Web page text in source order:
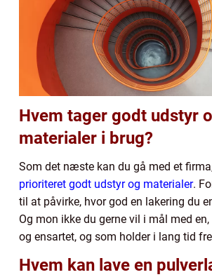
Hvem tager godt udstyr
materialer i brug?
Som det næste kan du gå med et
prioriteret godt udstyr og materialer.
til at påvirke, hvor god en lakering du
Og mon ikke du gerne vil i mål med
og ensartet, og som holder i lang tid
Hvem kan lave en